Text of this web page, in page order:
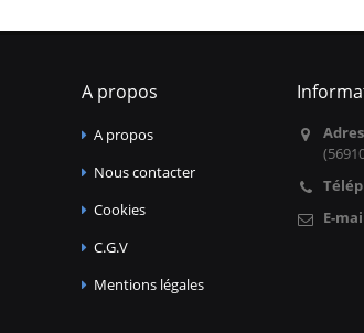
A propos
A propos
Nous contacter
Cookies
C.G.V
Mentions légales
E-